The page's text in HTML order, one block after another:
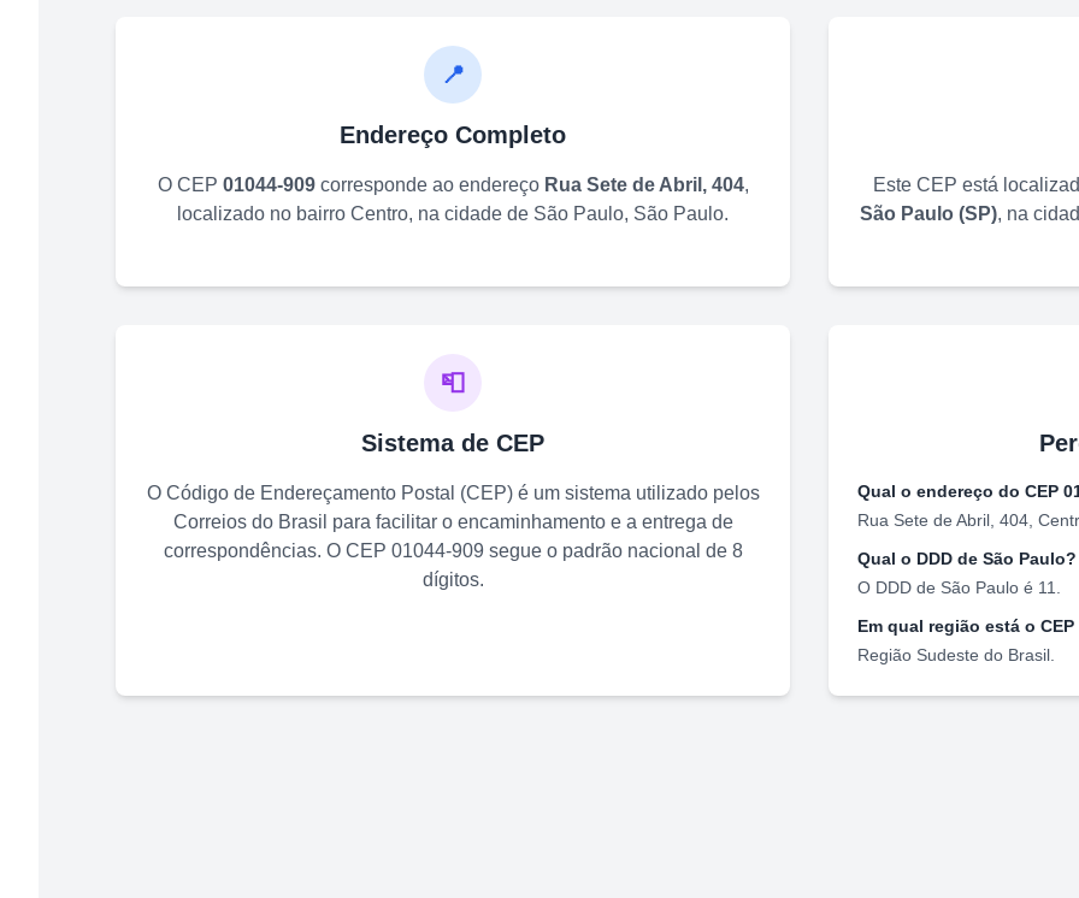
📍
Endereço Completo
O CEP 01044-909corresponde ao endereço Rua Sete de Abril, 404,
localizado no bairro Centro, na cidade de São Paulo, São Paulo.
Este CEP está
São Paulo (SP), na
📮
Sistema de CEP
O Código de Endereçamento Postal (CEP) é um sistema utilizado pelos
Correios do Brasil para facilitar o encaminhamento e a entrega de
correspondências. O CEP 01044-909 segue o padrão nacional de 8
dígitos.
Qual o endereço do CEP
Rua Sete de Abril, 404
Qual o DDD de São Paulo?
O DDD de São Paulo é 11
Em qual região está o CEP
Região Sudeste do Brasil.